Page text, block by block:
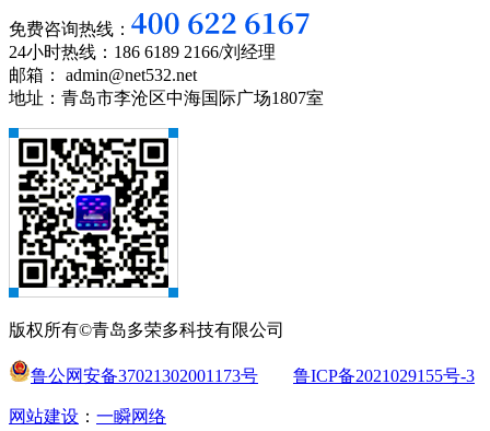
免费咨询热线：
24小时热线：186 6189 2166/刘经理
邮箱： admin@net532.net
地址：青岛市李沧区中海国际广场1807室
版权所有©青岛多荣多科技有限公司
鲁公网安备37021302001173号 鲁ICP备2021029155号-3
网站建设 ： 一瞬网络